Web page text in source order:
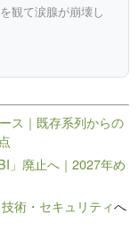
観て涙腺が崩壊し
ス｜既存系列からの
」廃止へ｜2027年め
術・セキュリティへ